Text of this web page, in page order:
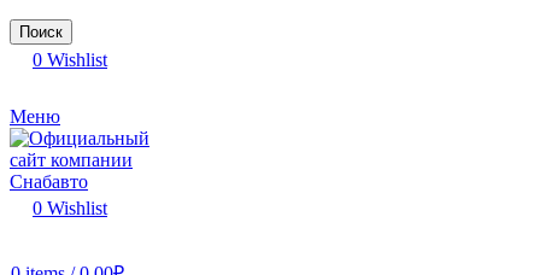
Поиск
0 Wishlist
Меню
0 Wishlist